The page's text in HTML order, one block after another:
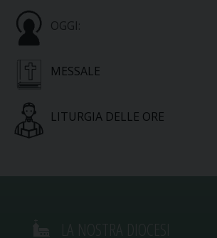
OGGI:
MESSALE
LITURGIA DELLE ORE